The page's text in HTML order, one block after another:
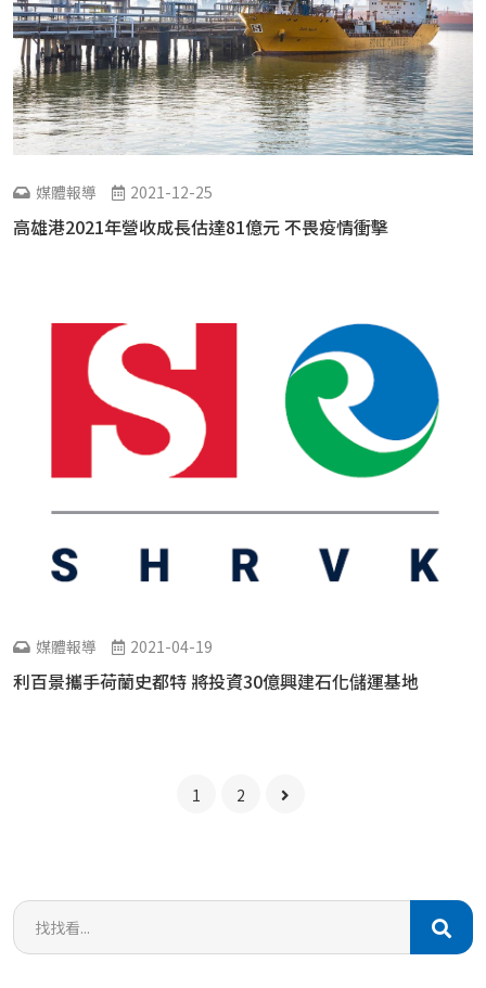
找
找
媒體報導 2021-12-25
高雄港2021年營收成長估達81億元 不畏疫情衝擊
媒體報導 2021-04-19
利百景攜手荷蘭史都特 將投資30億興建石化儲運基地
1 2